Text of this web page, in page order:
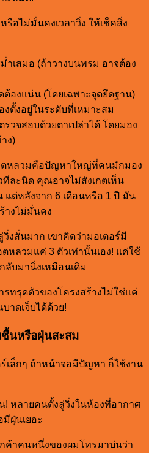
รือไม่มั่นคงเวลาวิ่ง ให้เช็คสิ่ง
ำเสมอ (ถ้าวางบนพรม อาจต้อง
องแน่น (โดยเฉพาะจุดยึดฐาน)
ตั้งอยู่ในระดับที่เหมาะสม
รวจสอบด้วยตาเปล่าได้ โดยมอง
ง)
หลวมคือปัญหาใหญ่ที่คนมักมอง
ละนิด คุณอาจไม่สังเกตเห็น
แต่หลังจาก 6 เดือนหรือ 1 ปี มัน
างไม่มั่นคง
งสั่นมาก เขาคิดว่ามอเตอร์มี
ลวมแค่ 3 ตัวเท่านั้นเอง! แค่ใช้
ลับมานิ่งเหมือนเดิม
รทรุดตัวของโครงสร้างไม่ใช่แค่
าดเจ็บได้ด้วย!
นหรือฝุ่นสะสม
เล็กๆ ถ้าหน้าจอมีปัญหา ก็ใช้งาน
หลายคนตั้งลู่วิ่งในห้องที่อากาศ
ฝุ่นเยอะ
ค้าคนหนึ่งของผมโทรมาบ่นว่า